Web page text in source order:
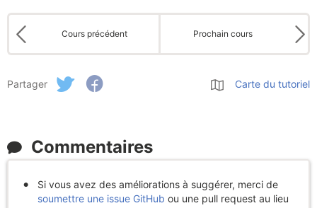
Cours précédent Prochain cours
Partager Carte du tutoriel
Commentaires
Si vous avez des améliorations à suggérer, merci de
soumettre une issue GitHub ou une pull request au lieu